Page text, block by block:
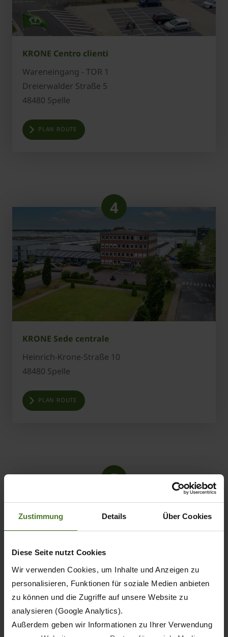
Zustimmung Details Über Cookies
Diese Seite nutzt Cookies
Wir verwenden Cookies, um Inhalte und Anzeigen zu
personalisieren, Funktionen für soziale Medien anbieten
zu können und die Zugriffe auf unsere Website zu
analysieren (Google Analytics).
Außerdem geben wir Informationen zu Ihrer Verwendung
KRONE Centro clienti
Wareneingang - TOR 1
Dreierwalder Straße 5
48480 Spelle
PLAN ROUTE
4
KRONE Sede centrale
Heinrich-Krone-Straße 10
48480 Spelle
PLAN ROUTE
5
KRONE Training
Löchteweg 20